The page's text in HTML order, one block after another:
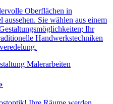
Oberflächen in
Sie wählen aus einem
Ihr
Handwerks­techniken